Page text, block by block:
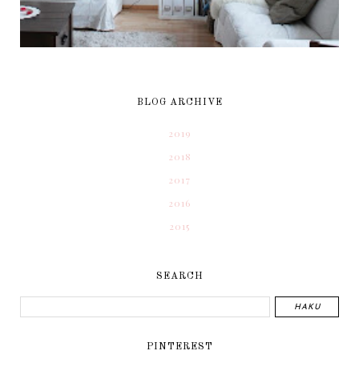
BLOG ARCHIVE
2019
2018
2017
2016
2015
SEARCH
PINTEREST